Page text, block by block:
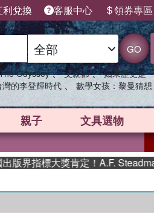
利兌換 客服中心 領券專區
GO
Odyssey 、 父親節 、 如果歷史是
灣的李登輝時代 、 數學女孩：黎曼猜想
親子 文具選物
版界指標大獎肯定！A.F.